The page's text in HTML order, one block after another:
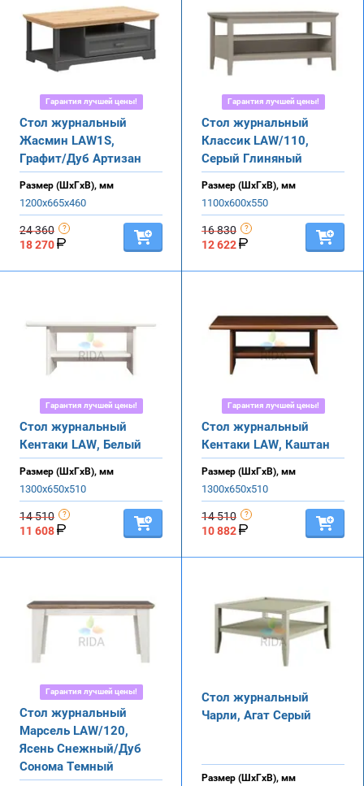
Гарантия лучшей цены!
Стол журнальный
Жасмин LAW1S,
Графит/Дуб Артизан
Размер (ШхГхВ), мм
1200х665х460
24 360
18 270
Гарантия лучшей цены!
Стол журнальный
Классик LAW/110,
Серый Глиняный
Размер (ШхГхВ), мм
1100х600х550
16 830
12 622
Гарантия лучшей цены!
Стол журнальный
Кентаки LAW, Белый
Размер (ШхГхВ), мм
1300х650х510
14 510
11 608
Гарантия лучшей цены!
Стол журнальный
Кентаки LAW, Каштан
Размер (ШхГхВ), мм
1300х650х510
14 510
10 882
Гарантия лучшей цены!
Стол журнальный
Марсель LAW/120,
Ясень Снежный/Дуб
Сонома Темный
Стол журнальный
Чарли, Агат Серый
Размер (ШхГхВ), мм